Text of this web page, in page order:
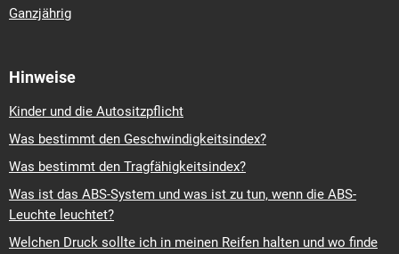
Ganzjährig
Hinweise
Kinder und die Autositzpflicht
Was bestimmt den Geschwindigkeitsindex?
Was bestimmt den Tragfähigkeitsindex?
Was ist das ABS-System und was ist zu tun, wenn die ABS-
Leuchte leuchtet?
Welchen Druck sollte ich in meinen Reifen halten und wo finde